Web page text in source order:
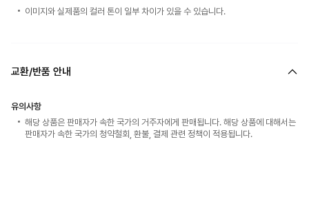
이미지와 실제품의 컬러 톤이 일부 차이가 있을 수 있습니다.
교환/반품 안내
유의사항
해당 상품은 판매자가 속한 국가의 거주자에게 판매됩니다. 해당 상품에 대해서는
판매자가 속한 국가의 청약철회, 환불, 결제 관련 정책이 적용됩니다.